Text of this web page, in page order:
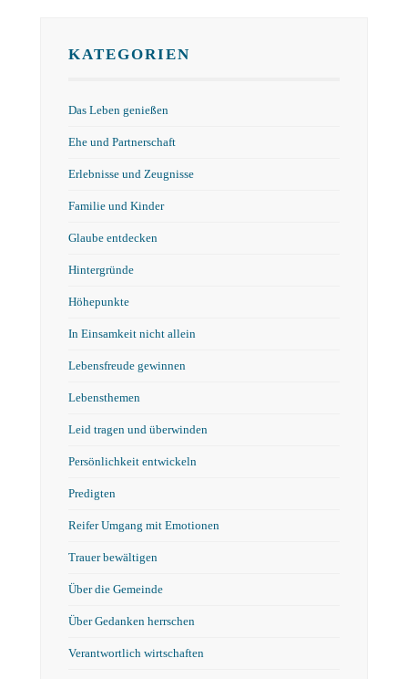
KATEGORIEN
Das Leben genießen
Ehe und Partnerschaft
Erlebnisse und Zeugnisse
Familie und Kinder
Glaube entdecken
Hintergründe
Höhepunkte
In Einsamkeit nicht allein
Lebensfreude gewinnen
Lebensthemen
Leid tragen und überwinden
Persönlichkeit entwickeln
Predigten
Reifer Umgang mit Emotionen
Trauer bewältigen
Über die Gemeinde
Über Gedanken herrschen
Verantwortlich wirtschaften